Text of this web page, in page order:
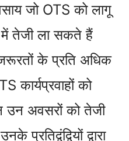
जो OTS को लागू
तेजी ला सकते हैं
के प्रति अधिक
कार्यप्रवाहों को
अवसरों को तेजी
द्वारा